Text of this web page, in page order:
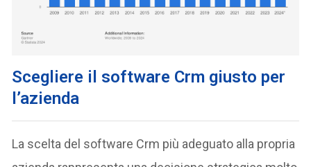
Scegliere il software Crm giusto per
l’azienda
La scelta del software Crm più adeguato alla propria